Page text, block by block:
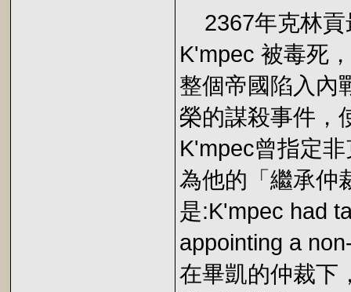
2367年克林貢
K'mpec 被毒死
整個帝國陷入內
榮的謀殺事件，
K'mpec曾指定
為他的「繼承仲
是:K'mpec had
appointing a
在畢凱的仲裁下